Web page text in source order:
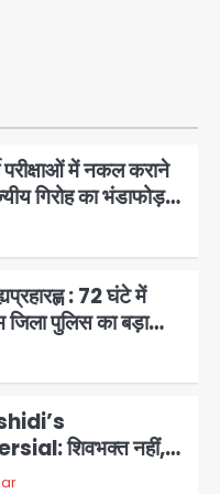
परीक्षाओं में नकल कराने
गिरोह का भंडाफोड़,
7 गिरफ्तार
: 72 घंटे में
जिला पुलिस का बड़ा
शिवभक्त नहीं,
का कांवड़ियों पर